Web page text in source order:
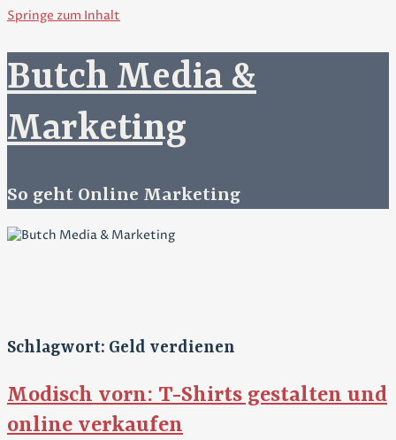
Springe zum Inhalt
Butch Media &
Marketing
So geht Online Marketing
Schlagwort: Geld verdienen
Modisch vorn: T-Shirts gestalten und
online verkaufen